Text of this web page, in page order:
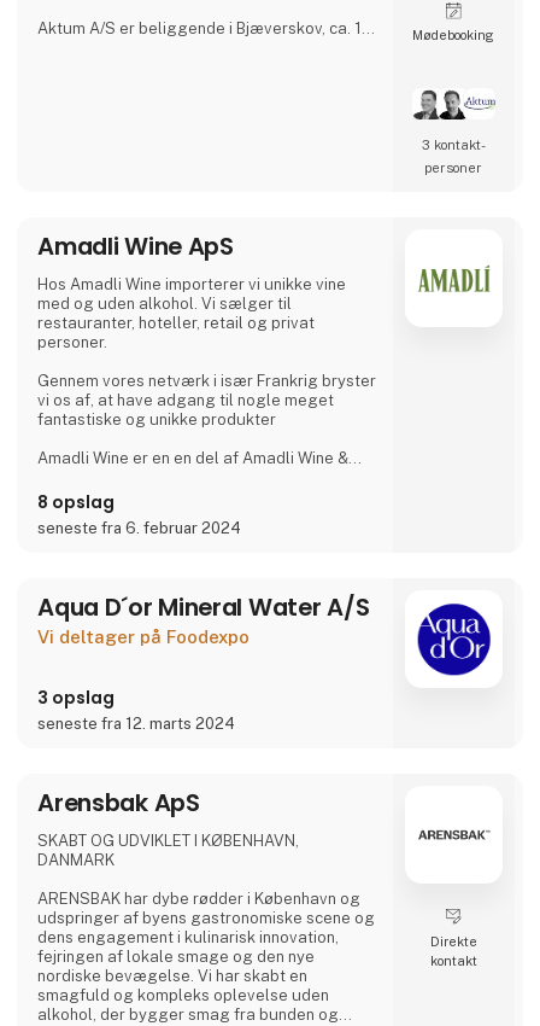
Aktum A/S er beliggende i Bjæverskov, ca. 10
Møde­booking
3 kontakt­
personer
Amadli Wine ApS
Hos Amadli Wine importerer vi unikke vine
med og uden alkohol. Vi sælger til
restauranter, hoteller, retail og privat
personer.
Gennem vores netværk i især Frankrig bryster
vi os af, at have adgang til nogle meget
fantastiske og unikke produkter
Amadli Wine er en en del af Amadli Wine &
den samlede oplevelse.
8 opslag
seneste fra 6. februar 2024
Aqua D´or Mineral Water A/S
Vi deltager på Foodexpo
3 opslag
seneste fra 12. marts 2024
Arensbak ApS
SKABT OG UDVIKLET I KØBENHAVN,
DANMARK
ARENSBAK har dybe rødder i København og
udspringer af byens gastronomiske scene og
dens engagement i kulinarisk innovation,
fejringen af lokale smage og den nye
nordiske bevægelse. Vi har skabt en
smagfuld og kompleks oplevelse uden
alkohol, der bygger smag fra bunden og
Direkte
kontakt